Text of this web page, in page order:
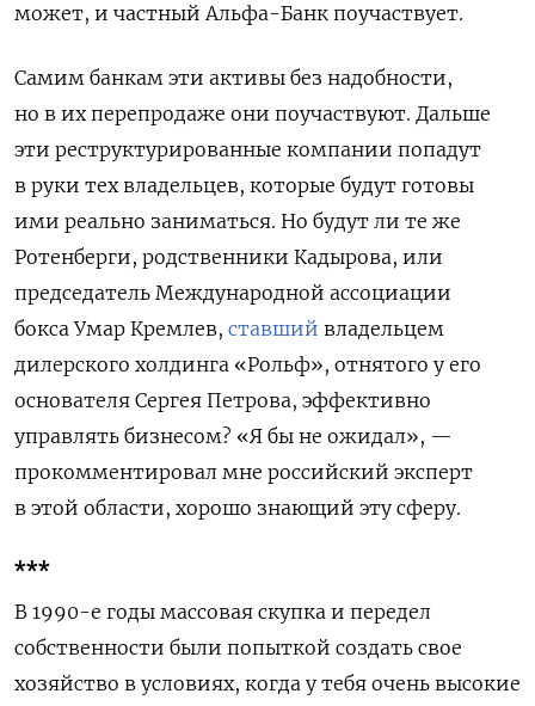
может, и частный Альфа-Банк поучаствует.
Самим банкам эти активы без надобности,
но в их перепродаже они поучаствуют. Дальше
эти реструктурированные компании попадут
в руки тех владельцев, которые будут готовы
ими реально заниматься. Но будут ли те же
Ротенберги, родственники Кадырова, или
председатель Международной ассоциации
бокса Умар Кремлев, ставший владельцем
дилерского холдинга «Рольф», отнятого у его
основателя Сергея Петрова, эффективно
управлять бизнесом? «Я бы не ожидал», —
прокомментировал мне российский эксперт
в этой области, хорошо знающий эту сферу.
***
В 1990-е годы массовая скупка и передел
собственности были попыткой создать свое
хозяйство в условиях, когда у тебя очень высокие